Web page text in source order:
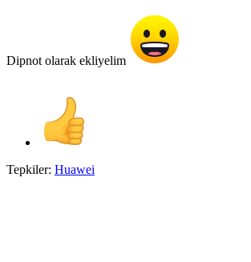
Dipnot olarak ekliyelim
Tepkiler: Huawei